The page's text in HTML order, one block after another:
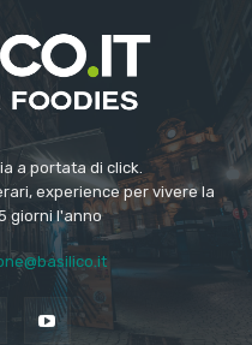
a portata di click.
experience per vivere la
giorni l'anno